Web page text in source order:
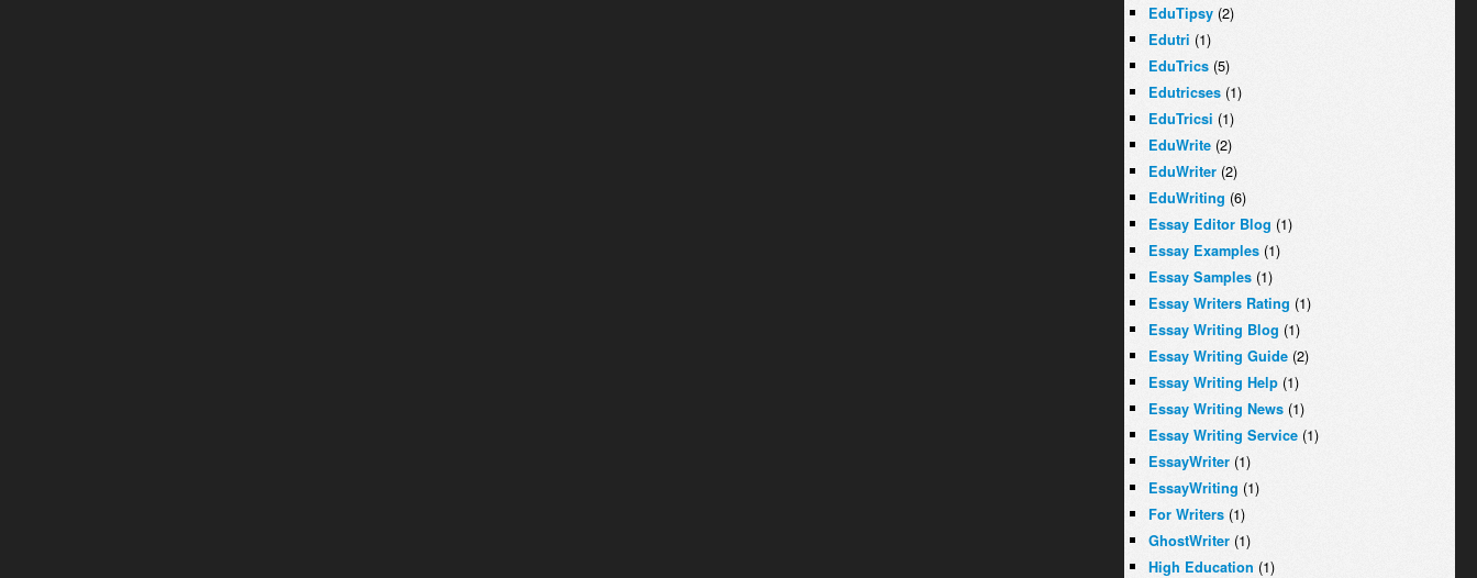
EduTipsy (2)
Edutri (1)
EduTrics (5)
Edutricses (1)
EduTricsi (1)
EduWrite (2)
EduWriter (2)
EduWriting (6)
Essay Editor Blog (1)
Essay Examples (1)
Essay Samples (1)
Essay Writers Rating (1)
Essay Writing Blog (1)
Essay Writing Guide (2)
Essay Writing Help (1)
Essay Writing News (1)
Essay Writing Service (1)
EssayWriter (1)
EssayWriting (1)
For Writers (1)
GhostWriter (1)
High Education (1)